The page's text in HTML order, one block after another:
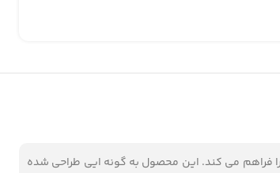
از تلفن همراه در هر زاویه دلخواه را فراهم می کند. این محصول به گونه ایی طراحی شده